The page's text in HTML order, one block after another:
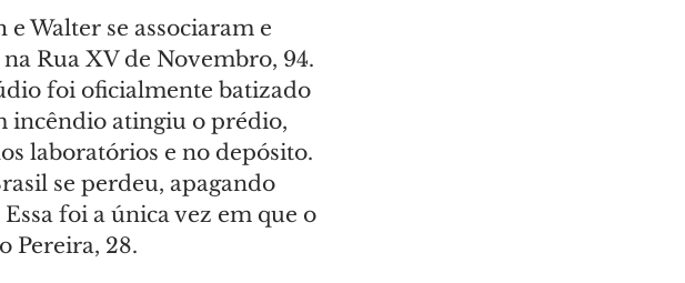
Walter se associaram e
Rua XV de Novembro, 94.
foi oficialmente batizado
incêndio atingiu o prédio,
laboratórios e no depósito.
se perdeu, apagando
foi a única vez em que o
Pereira, 28.